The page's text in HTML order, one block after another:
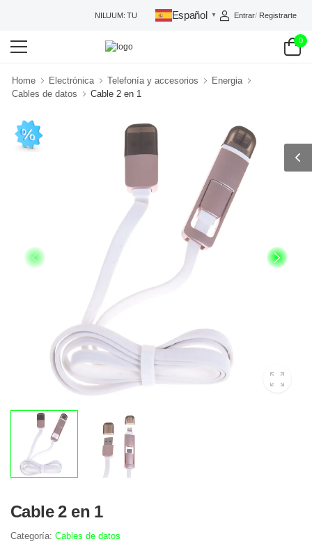
NILUUM: TU TIENDA DE CONFIANZA
Español ▼ Entrar/ Registrarte
0
Home Electrónica Telefonía y accesorios
Energia
Cables de datos
Cable 2 en 1
Cable 2 en 1
Categoría: Cables de datos